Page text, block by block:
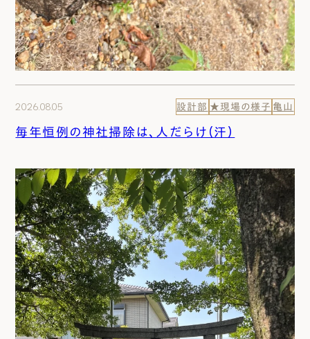
2026.08.05 設計部 ★現場の様子 亀山
毎年恒例の神社掃除は、人だらけ（汗）